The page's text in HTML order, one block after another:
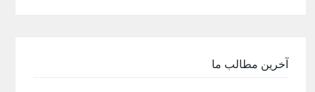
آخرین مطالب ما